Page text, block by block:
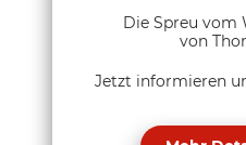
Die Spreu vom
von
Jetzt informieren